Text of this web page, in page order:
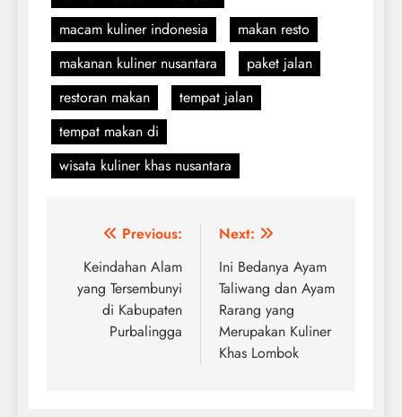
macam kuliner indonesia
makan resto
makanan kuliner nusantara
paket jalan
restoran makan
tempat jalan
tempat makan di
wisata kuliner khas nusantara
Navigasi
pos
Previous:
Keindahan Alam
yang Tersembunyi
di Kabupaten
Purbalingga
Next:
Ini Bedanya Ayam
Taliwang dan Ayam
Rarang yang
Merupakan Kuliner
Khas Lombok